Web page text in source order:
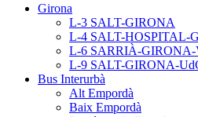
Girona
L-3 SALT-GIRONA
L-4 SALT-HOSPITAL-
L-6 SARRIÀ-
L-9 SALT-GIRONA-
Bus Interurbà
Alt Empordà
Baix Empordà